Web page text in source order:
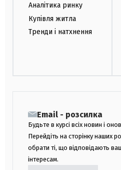
Аналітика ринку
Купівля житла
Тренди і натхнення
Email - розсилка
Будьте в курсі всіх новин і
Перейдіть на сторінку наших
обрати ті, що відповідають
інтересам.